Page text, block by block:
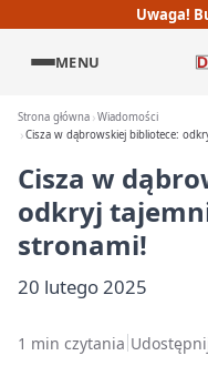
Uwaga!
MENU
Strona główna Wiadomości
Cisza w dąbrowskiej bibliotece:
Cisza w
odkryj
stronami!
20 lutego 2025
1 min czytania